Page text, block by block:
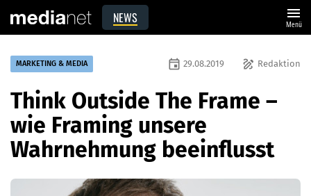
NEWS menu
Menü
MARKETING & MEDIA draw Redaktion
event 29.08.2019
Think Outside The Frame –
wie Framing unsere
Wahrnehmung beeinflusst